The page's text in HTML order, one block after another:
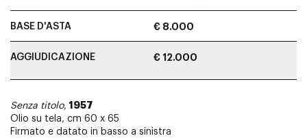
BASE D'ASTA € 8.000
AGGIUDICAZIONE € 12.000
Senza titolo, 1957
Olio su tela, cm 60 x 65
Firmato e datato in basso a sinistra